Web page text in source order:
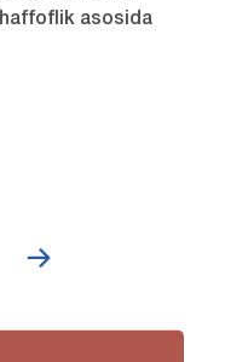
asosida